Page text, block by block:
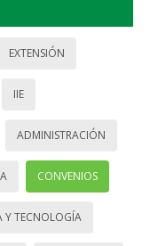
EXTENSIÓN
IIE
ADMINISTRACIÓN
CONVENIOS
Y TECNOLOGÍA